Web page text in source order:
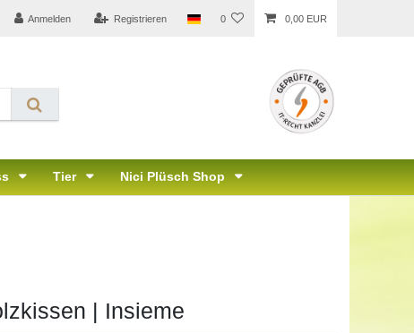
Anmelden Registrieren 0 0,00 EUR
Tier Nici Plüsch Shop
| Insieme